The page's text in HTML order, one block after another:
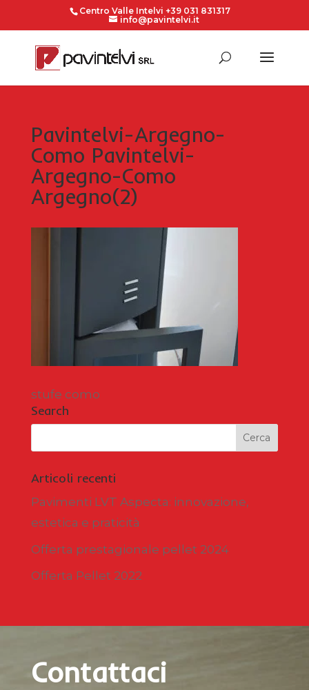
Centro Valle Intelvi +39 031 831317
info@pavintelvi.it
Pavintelvi-Argegno-
Como Pavintelvi-
Argegno-Como
Argegno(2)
stufe como
Search
Articoli recenti
Pavimenti LVT Aspecta: innovazione,
estetica e praticità
Offerta prestagionale pellet 2024
Offerta Pellet 2022
Contattaci